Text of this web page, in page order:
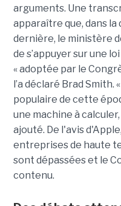
arguments. Une
apparaître que, dans la
dernière, le ministère
de s’appuyer sur une
« adoptée par le
l’a déclaré Brad Smith.
populaire de cette
une machine à
ajouté. De l'avis
entreprises de haute
sont dépassées et le
contenu.